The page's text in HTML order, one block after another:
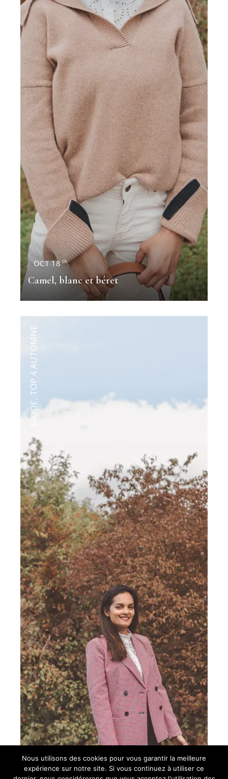
OCT 18 th
Camel, blanc et béret
MODE
,
TOP 4 AUTOMNE
Nous utilisons des cookies pour vous garantir la meilleure
expérience sur notre site. Si vous continuez à utiliser ce